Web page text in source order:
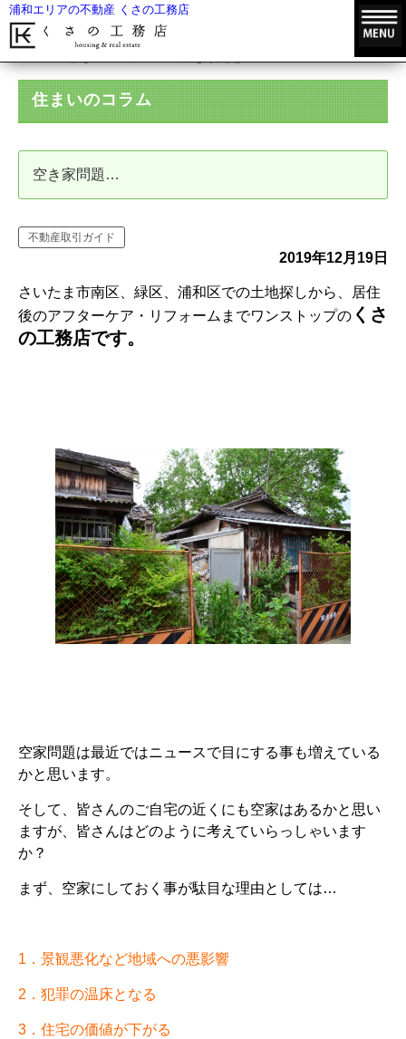
浦和エリアの不動産 くさの工務店
住まいのコラム
空き家問題…
不動産取引ガイド
2019年12月19日
さいたま市南区、緑区、浦和区での土地探しから、居住
後のアフターケア・リフォームまでワンストップの くさ
の工務店です。
空家問題は最近ではニュースで目にする事も増えている
かと思います。
そして、皆さんのご自宅の近くにも空家はあるかと思い
ますが、皆さんはどのように考えていらっしゃいます
か？
まず、空家にしておく事が駄目な理由としては…
1．景観悪化など地域への悪影響
2．犯罪の温床となる
3．住宅の価値が下がる